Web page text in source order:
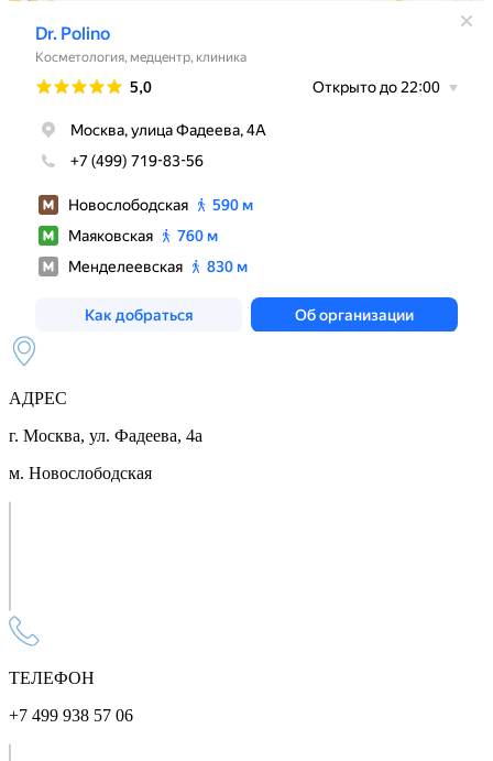
АДРЕС
г. Москва, ул. Фадеева, 4а
м. Новослободская
ТЕЛЕФОН
+7 499 938 57 06